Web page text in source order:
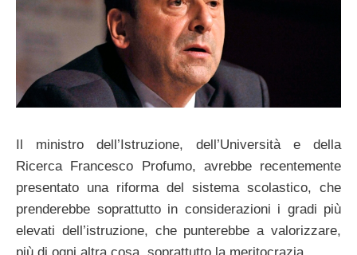
Il ministro dell’Istruzione, dell’Università e della
Ricerca Francesco Profumo, avrebbe recentemente
presentato una riforma del sistema scolastico, che
prenderebbe soprattutto in considerazioni i gradi più
elevati dell’istruzione, che punterebbe a valorizzare,